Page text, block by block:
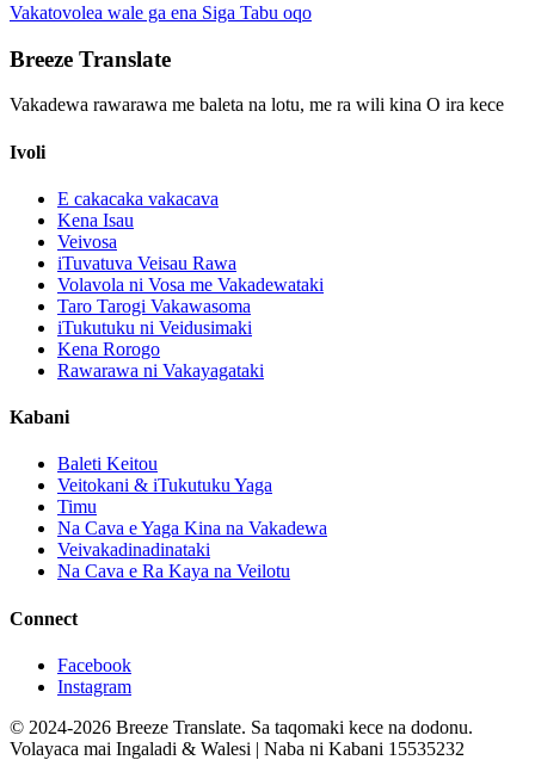
Vakatovolea wale ga ena Siga Tabu oqo
Breeze Translate
Vakadewa rawarawa me baleta na lotu, me ra wili kina O ira kece
Ivoli
E cakacaka vakacava
Kena Isau
Veivosa
iTuvatuva Veisau Rawa
Volavola ni Vosa me Vakadewataki
Taro Tarogi Vakawasoma
iTukutuku ni Veidusimaki
Kena Rorogo
Rawarawa ni Vakayagataki
Kabani
Baleti Keitou
Veitokani & iTukutuku Yaga
Timu
Na Cava e Yaga Kina na Vakadewa
Veivakadinadinataki
Na Cava e Ra Kaya na Veilotu
Connect
Facebook
Instagram
© 2024-2026 Breeze Translate. Sa taqomaki kece na dodonu.
Volayaca mai Ingaladi & Walesi | Naba ni Kabani 15535232